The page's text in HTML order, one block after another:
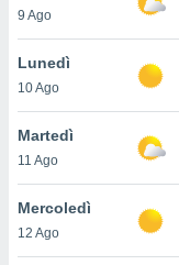
un
la
nella
9 Ago
Lunedì
10 Ago
Martedì
11 Ago
Mercoledì
12 Ago